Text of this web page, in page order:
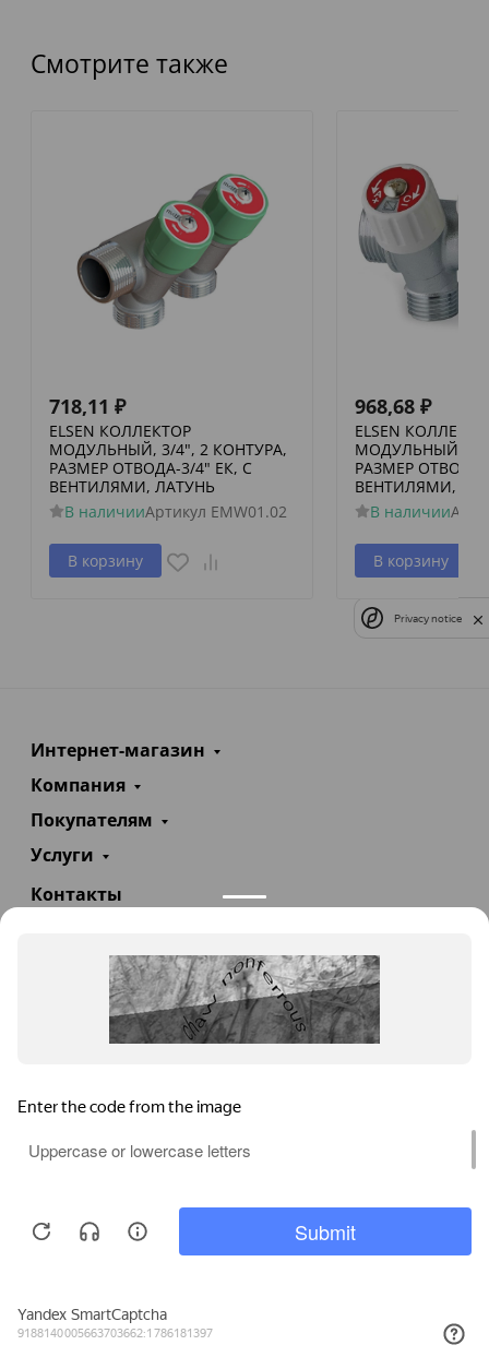
Каталог
Смотрите также
718,11 ₽
ELSEN КОЛЛЕКТОР
МОДУЛЬНЫЙ, 3/4", 2 КОНТУРА,
РАЗМЕР ОТВОДА-3/4" ЕК, С
ВЕНТИЛЯМИ, ЛАТУНЬ
В наличииАртикул EMW01.02
В корзину
968,68 ₽
ELSEN
МОДУЛЬНЫЙ, 3/
РАЗМЕР ОТВОДА-
ВЕНТИЛЯМИ,
В наличии
В корзину
Интернет-магазин
Компания
Покупателям
Услуги
Контакты
info@teploexpert.com
Пн—Сб 09:00 – 18:00
TeploExpert.com © 2008 - 2026 Оборудование для
систем отопления, водоснабжения, канализации
Privacy notice